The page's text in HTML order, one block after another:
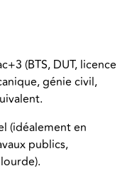
(BTS, DUT, licence
génie civil,
(idéalement en
publics,